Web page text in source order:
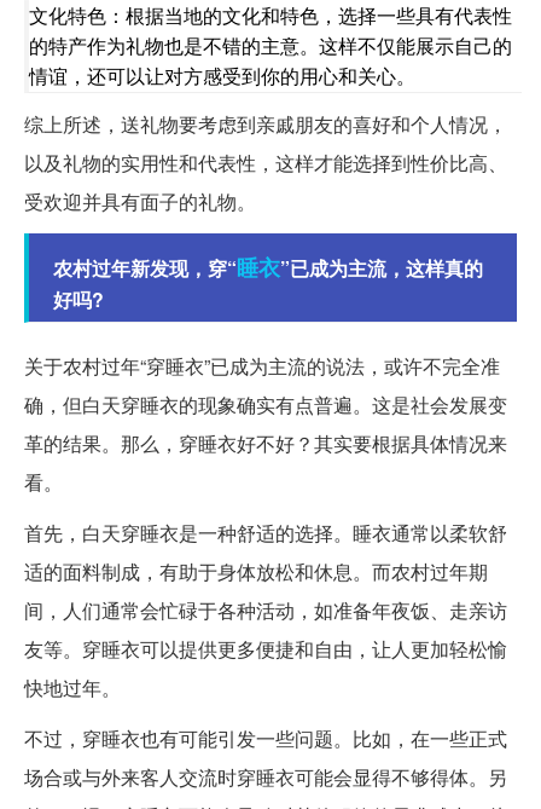
文化特色：根据当地的文化和特色，选择一些具有代表性
的特产作为礼物也是不错的主意。这样不仅能展示自己的
情谊，还可以让对方感受到你的用心和关心。
综上所述，送礼物要考虑到亲戚朋友的喜好和个人情况，
以及礼物的实用性和代表性，这样才能选择到性价比高、
受欢迎并具有面子的礼物。
农村过年新发现，穿“睡衣”已成为主流，这样真的
好吗?
关于农村过年“穿睡衣”已成为主流的说法，或许不完全准
确，但白天穿睡衣的现象确实有点普遍。这是社会发展变
革的结果。那么，穿睡衣好不好？其实要根据具体情况来
看。
首先，白天穿睡衣是一种舒适的选择。睡衣通常以柔软舒
适的面料制成，有助于身体放松和休息。而农村过年期
间，人们通常会忙碌于各种活动，如准备年夜饭、走亲访
友等。穿睡衣可以提供更多便捷和自由，让人更加轻松愉
快地过年。
不过，穿睡衣也有可能引发一些问题。比如，在一些正式
场合或与外来客人交流时穿睡衣可能会显得不够得体。另